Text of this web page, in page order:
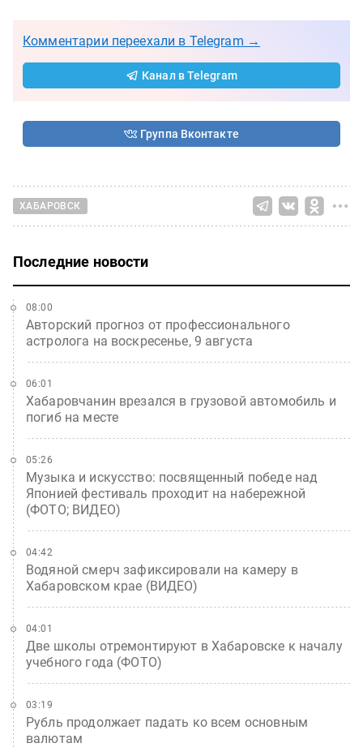
Комментарии переехали в Telegram →
Канал в Telegram
Группа Вконтакте
ХАБАРОВСК
Последние новости
Авторский прогноз от профессионального
астролога на воскресенье, 9 августа
08:00
Хабаровчанин врезался в грузовой автомобиль и
погиб на месте
06:01
Музыка и искусство: посвященный победе над
Японией фестиваль проходит на набережной
(ФОТО; ВИДЕО)
05:26
Водяной смерч зафиксировали на камеру в
Хабаровском крае (ВИДЕО)
04:42
Две школы отремонтируют в Хабаровске к началу
учебного года (ФОТО)
04:01
Рубль продолжает падать ко всем основным
валютам
03:19